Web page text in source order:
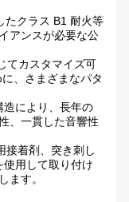
たクラス B1 耐火等
アンスが必要な公
てカスタマイズ可
、さまざまなパタ
により、長年の
、一貫した音響性
接着剤、突き刺し
用して取り付け
ます。